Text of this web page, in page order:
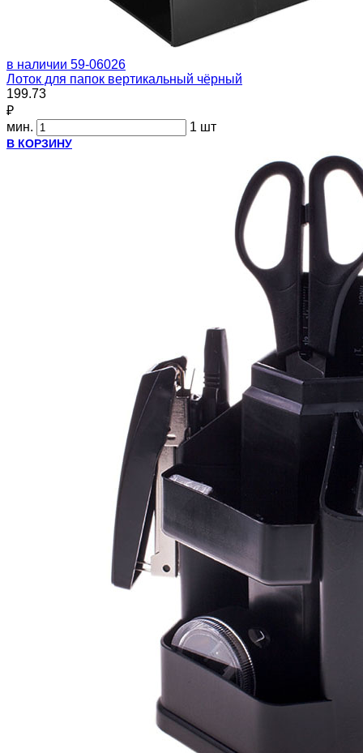
в наличии 59-06026
Лоток для папок вертикальный чёрный
199.73
₽
мин.
1 шт
В КОРЗИНУ